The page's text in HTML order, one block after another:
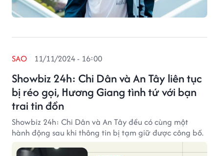
Showbiz 24h: Chi Dân và An Tây liên tục
bị réo gọi, Hương Giang tình tứ với bạn
trai tin đồn
SAO 11/11/2024 - 16:00
Showbiz 24h: Chi Dân và An Tây đều có cùng một
hành động sau khi thông tin bị tạm giữ được công bố.